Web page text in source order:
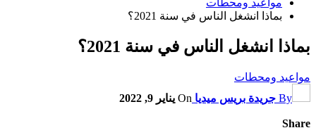
مواعيد ومحطات
بماذا انشغل الناس في سنة 2021؟
بماذا انشغل الناس في سنة 2021؟
مواعيد ومحطات
By جريدة بريس ميديا On يناير 9, 2022
Share